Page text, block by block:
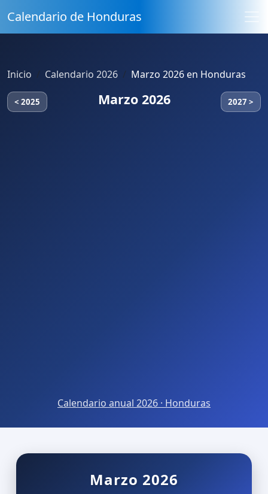
Calendario de Honduras
Inicio Calendario 2026 Marzo 2026 en Honduras
< 2025 Marzo 2026 2027 >
Calendario anual 2026 · Honduras
Marzo 2026